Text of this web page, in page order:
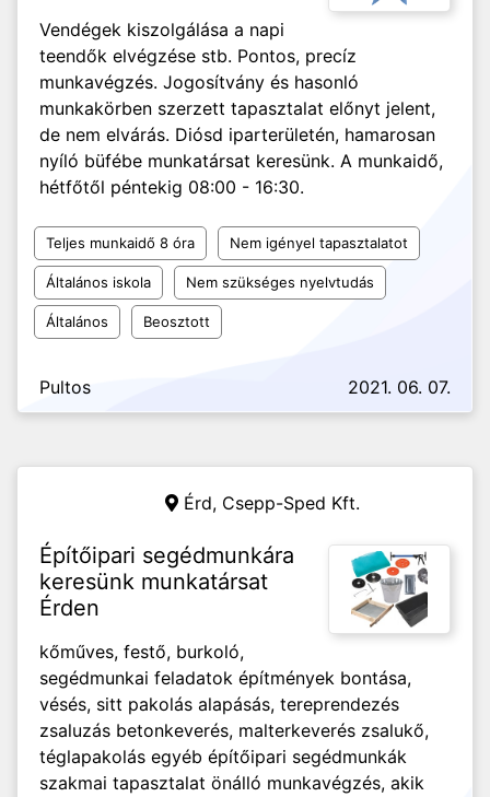
Vendégek kiszolgálása a napi
teendők elvégzése stb. Pontos, precíz
munkavégzés. Jogosítvány és hasonló
munkakörben szerzett tapasztalat előnyt jelent,
de nem elvárás. Diósd iparterületén, hamarosan
nyíló büfébe munkatársat keresünk. A munkaidő,
hétfőtől péntekig 08:00 - 16:30.
Teljes munkaidő 8 óra Nem igényel tapasztalatot
Általános iskola Nem szükséges nyelvtudás
Általános Beosztott
Pultos 2021. 06. 07.
Érd, Csepp-Sped Kft.
Építőipari segédmunkára
keresünk munkatársat
Érden
kőműves, festő, burkoló,
segédmunkai feladatok építmények bontása,
vésés, sitt pakolás alapásás, tereprendezés
zsaluzás betonkeverés, malterkeverés zsalukő,
téglapakolás egyéb építőipari segédmunkák
szakmai tapasztalat önálló munkavégzés, akik